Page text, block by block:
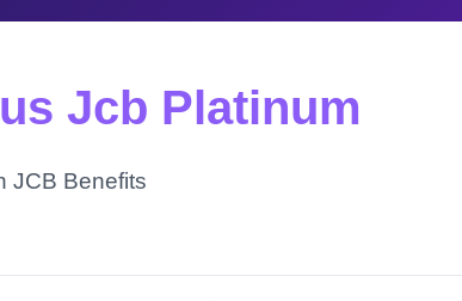
Jcb Platinum
JCB Benefits